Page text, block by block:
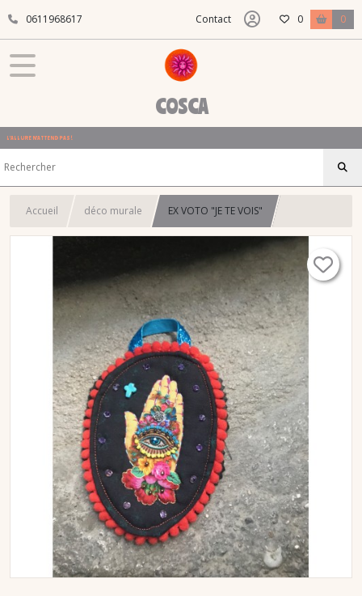
0611968617 Contact 0 0
COSCA
L'ALLURE N'ATTEND PAS !
Accueil déco murale EX VOTO "JE TE VOIS"